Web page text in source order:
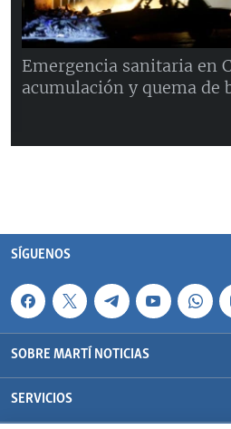
Emergencia sanitaria en
acumulación y quema de
SÍGUENOS
SOBRE MARTÍ NOTICIAS
SERVICIOS